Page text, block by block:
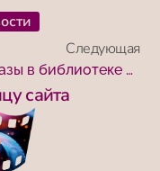
Следующая
Показы в библиотеке имени Тургенева вызвали бурную дискуссию
сайта